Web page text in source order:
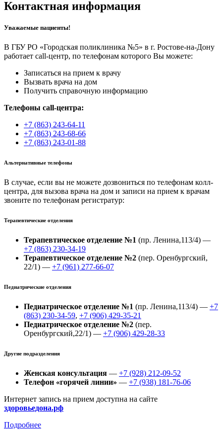
Контактная информация
Уважаемые пациенты!
В ГБУ РО «Городская поликлиника №5» в г. Ростове-на-Дону
работает call-центр, по телефонам которого Вы можете:
Записаться на прием к врачу
Вызвать врача на дом
Получить справочную информацию
Телефоны call-центра:
+7 (863) 243-64-11
+7 (863) 243-68-66
+7 (863) 243-01-88
Альтернативные телефоны
В случае, если вы не можете дозвониться по телефонам колл-
центра, для вызова врача на дом и записи на прием к врачам
звоните по телефонам регистратур:
Терапевтические отделения
Терапевтическое отделение №1 (пр. Ленина,113/4) —
+7 (863) 230-34-19
Терапевтическое отделение №2 (пер. Оренбургский,
22/1) — +7 (961) 277-66-07
Педиатрические отделения
Педиатрическое отделение №1 (пр. Ленина,113/4) — +7
(863) 230-34-59, +7 (906) 429-35-21
Педиатрическое отделение №2 (пер.
Оренбургский,22/1) — +7 (906) 429-28-33
Другие подразделения
Женская консультация — +7 (928) 212-09-52
Телефон «горячей линии» — +7 (938) 181-76-06
Интернет запись на прием доступна на сайте
здоровьедона.рф
Подробнее